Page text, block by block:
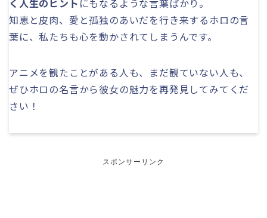
く人生のヒント にもなるような言葉ばかり。
知恵と皮肉、愛と孤独のあいだを行き来するホロの言
葉に、私たちも心を動かされてしまうんです。
アニメを観たことがある人も、まだ観ていない人も、
ぜひホロの名言から彼女の魅力を再発見してみてくだ
さい！
スポンサーリンク